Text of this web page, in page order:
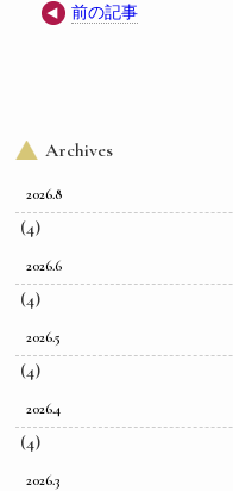
前の記事
Archives
2026.8
(4)
2026.6
(4)
2026.5
(4)
2026.4
(4)
2026.3